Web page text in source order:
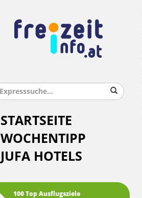
STARTSEITE
WOCHENTIPP
JUFA HOTELS
100 Top Ausflugsziele